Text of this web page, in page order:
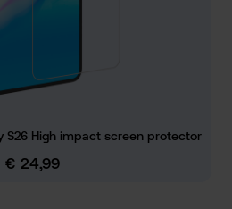
S26 High impact screen protector
Normale prijs:
€ 24,99